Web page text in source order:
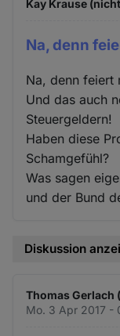
Kay Krause
Na, denn
Na, denn feiert
Und das auch
Steuergeldern!
Haben diese
Schamgefühl?
Was sagen
und der Bund
Diskussion
Thomas
Mo. 3 Apr 2017 -